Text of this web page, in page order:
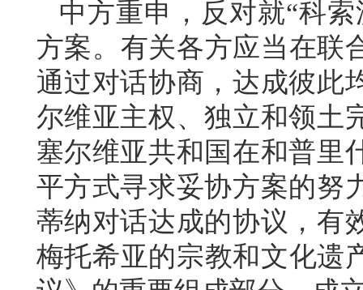
中方重申，反对就“科
方案。有关各方应当在联
通过对话协商，达成彼此
尔维亚主权、独立和领土
塞尔维亚共和国在和普里
平方式寻求妥协方案的努
蒂纳对话达成的协议，有
梅托希亚的宗教和文化遗